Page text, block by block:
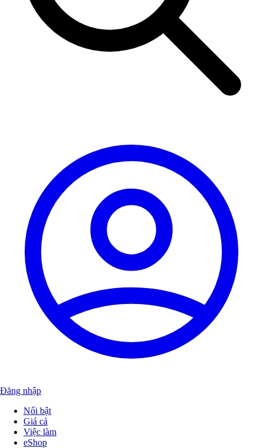
Đăng nhập
Nổi bật
Giá cả
Việc làm
eShop